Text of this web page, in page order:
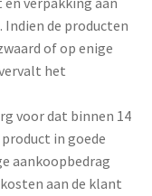
de producten
of op enige
het
voor dat binnen 14
in goede
aankoopbedrag
aan de klant